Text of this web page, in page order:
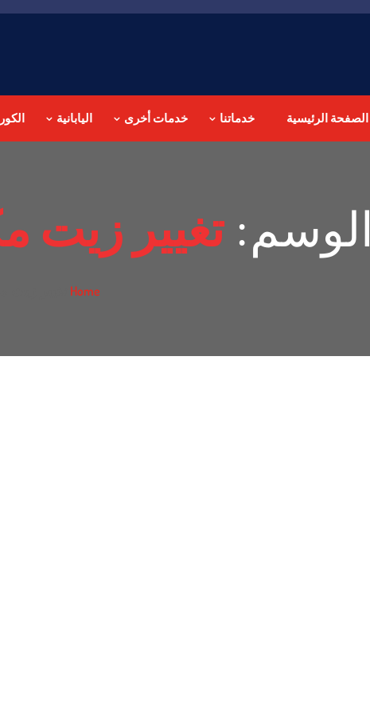
الصفحة الرئيسية خدماتنا خدمات أخرى اليابانية
الوسم:تغيير زيت
Home